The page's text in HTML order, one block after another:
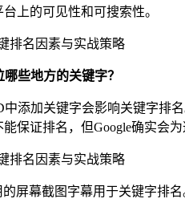
上的可见性和可搜索性。
些地方的关键字？
添加关键字会影响关键字排
保证排名，但Google确实会为
的屏幕截图字幕用于关键字排